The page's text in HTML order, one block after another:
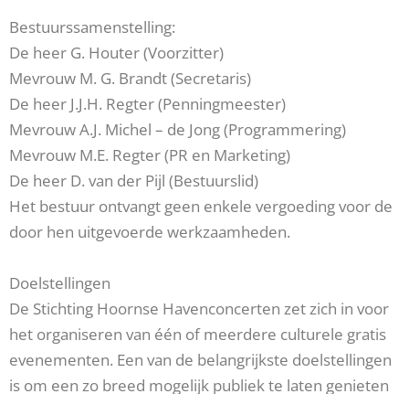
Bestuurssamenstelling:
De heer G. Houter (Voorzitter)
Mevrouw M. G. Brandt (Secretaris)
De heer J.J.H. Regter (Penningmeester)
Mevrouw A.J. Michel – de Jong (Programmering)
Mevrouw M.E. Regter (PR en Marketing)
De heer D. van der Pijl (Bestuurslid)
Het bestuur ontvangt geen enkele vergoeding voor de
door hen uitgevoerde werkzaamheden.
Doelstellingen
De Stichting Hoornse Havenconcerten zet zich in voor
het organiseren van één of meerdere culturele gratis
evenementen. Een van de belangrijkste doelstellingen
is om een zo breed mogelijk publiek te laten genieten